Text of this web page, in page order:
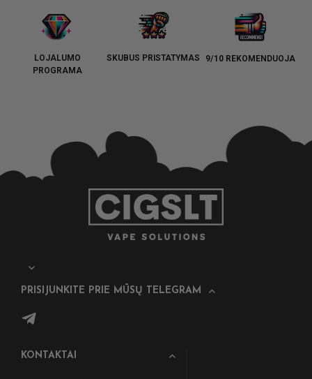
LOJALUMO
PROGRAMA
SKUBUS PRISTATYMAS 9/10 REKOMENDUOJA
PRISIJUNKITE PRIE MŪSŲ TELEGRAM
KONTAKTAI